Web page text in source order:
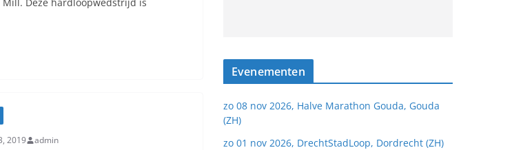
2019 admin
Evenementen
zo 08 nov 2026, Halve Marathon Gouda, Gouda
(ZH)
zo 01 nov 2026, DrechtStadLoop, Dordrecht (ZH)